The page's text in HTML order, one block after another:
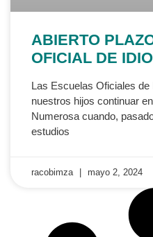
ABIERTO
OFICIAL DE
Las Escuelas Oficiales
nuestros hijos continuar
Numerosa cuando,
estudios
racobimza mayo 2, 2024